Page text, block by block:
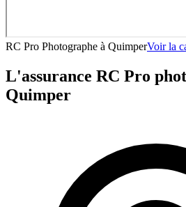
RC Pro Photographe à QuimperVoir la
L'assurance RC Pro
Quimper